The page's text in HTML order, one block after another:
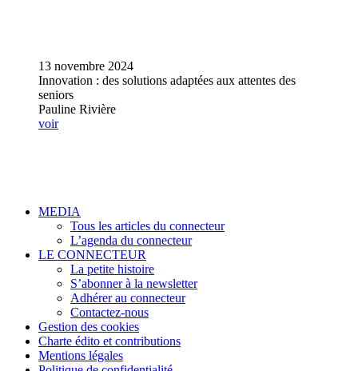
13 novembre 2024
Innovation : des solutions adaptées aux attentes des
seniors
Pauline Rivière
voir
MEDIA
Tous les articles du connecteur
L’agenda du connecteur
LE CONNECTEUR
La petite histoire
S’abonner à la newsletter
Adhérer au connecteur
Contactez-nous
Gestion des cookies
Charte édito et contributions
Mentions légales